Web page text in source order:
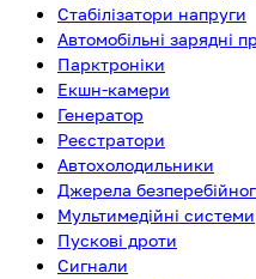
Стабілізатори напруги
Автомобільні зарядні
Парктроніки
Екшн-камери
Генератор
Реєстратори
Автохолодильники
Джерела
Мультимедійні системи
Пускові дроти
Сигнали